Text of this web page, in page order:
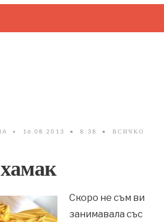
• 16.08.2013 • 8:38 •
ВСИЧКО
Скоро не съм ви
занимавала със